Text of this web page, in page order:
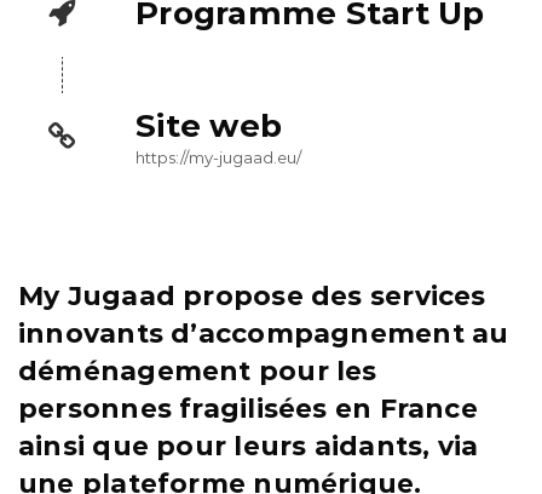
Programme Start Up
Site web
https://my-jugaad.eu/
My Jugaad propose des services
innovants d’accompagnement au
déménagement pour les
personnes fragilisées en France
ainsi que pour leurs aidants, via
une plateforme numérique.